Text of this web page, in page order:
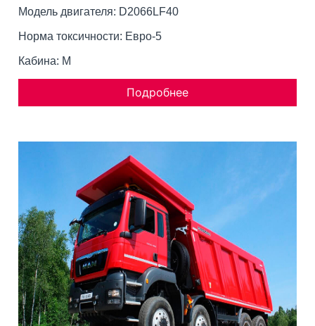
Модель двигателя: D2066LF40
Норма токсичности: Евро-5
Кабина: M
Подробнее